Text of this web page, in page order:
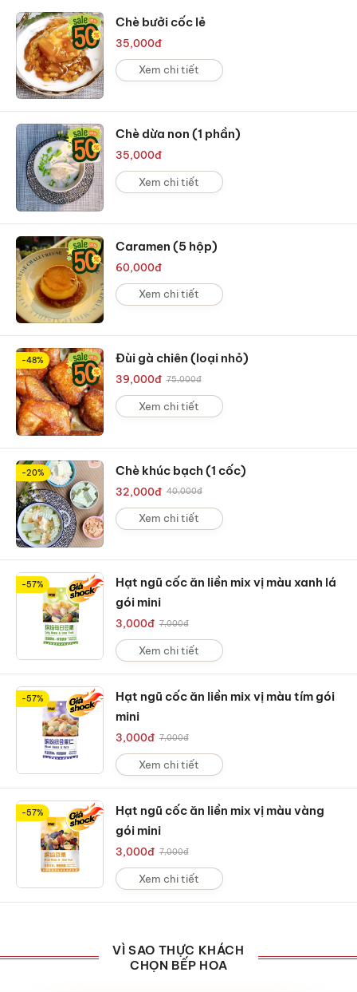
Chè bưởi cốc lẻ
35,000đ
Xem chi tiết
Chè dừa non (1 phần)
35,000đ
Xem chi tiết
Caramen (5 hộp)
60,000đ
Xem chi tiết
-48% Đùi gà chiên (loại nhỏ)
39,000đ 75,000đ
Xem chi tiết
-20% Chè khúc bạch (1 cốc)
32,000đ 40,000đ
Xem chi tiết
-57%
Hạt ngũ cốc ăn liền mix vị màu xanh lá
gói mini
3,000đ 7,000đ
Xem chi tiết
-57%
Hạt ngũ cốc ăn liền mix vị màu tím gói
mini
3,000đ 7,000đ
Xem chi tiết
-57%
Hạt ngũ cốc ăn liền mix vị màu vàng
gói mini
3,000đ 7,000đ
Xem chi tiết
VÌ SAO THỰC KHÁCH
CHỌN BẾP HOA